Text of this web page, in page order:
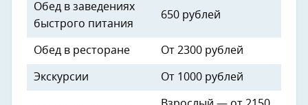
Обед в заведениях
быстрого питания
650 рублей
Обед в ресторане От 2300 рублей
Экскурсии От 1000 рублей